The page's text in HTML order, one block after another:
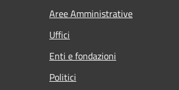
Aree Amministrative
Uffici
Enti e fondazioni
Politici